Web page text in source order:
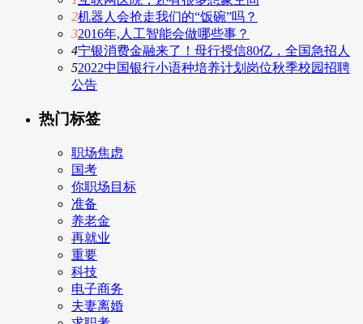
2机器人会抢走我们的“饭碗”吗？
32016年,人工智能会做哪些事？
4宁银消费金融来了！母行授信80亿，全国急招人
52022中国银行小语种培养计划岗位秋季校园招聘
公告
热门标签
职场焦虑
国考
你职场目标
准备
养老金
再就业
重要
科技
电子商务
夫妻离婚